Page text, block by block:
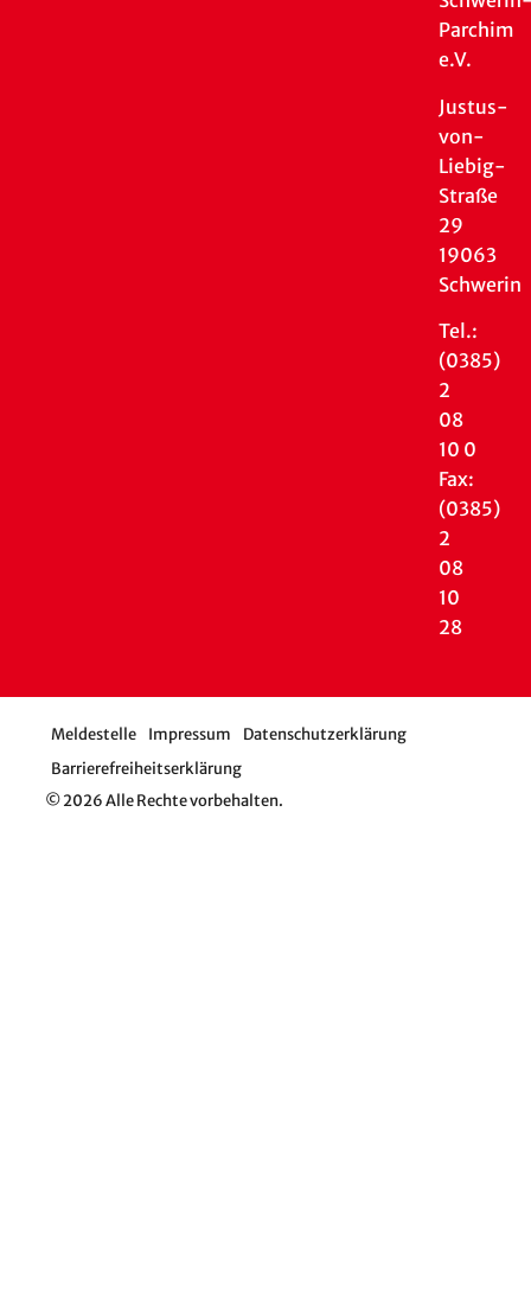
Parchim
e.V.
Justus-
von-
Liebig-
Straße
29
19063
Schwerin
Tel.:
(0385)
2
08
10 0
Fax:
(0385)
2
08
10
28
© 2026 Alle Rechte vorbehalten.
Meldestelle Impressum
Datenschutzerklärung
Barrierefreiheitserklärung